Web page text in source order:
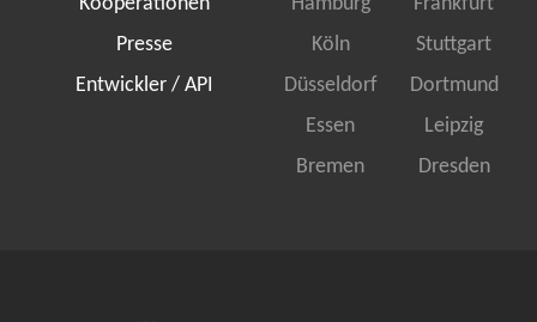
Kooperationen
Presse
Entwickler / API
Hamburg
Frankfurt
Köln
Stuttgart
Düsseldorf
Dortmund
Essen
Leipzig
Bremen
Dresden